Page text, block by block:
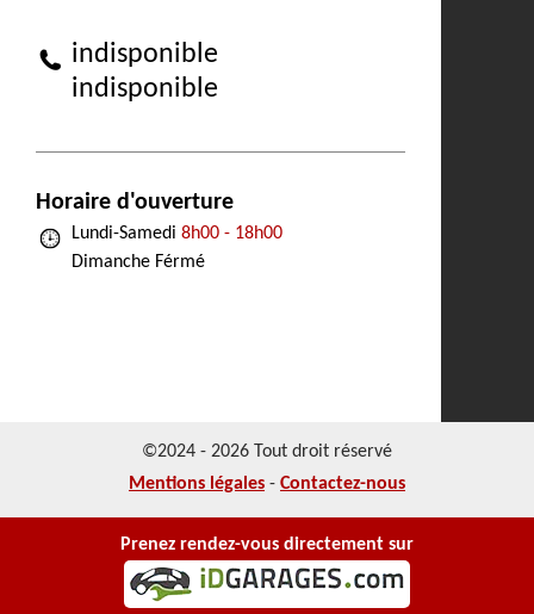
NOS REALISATIONS
Prenez rendez-vous directement sur
indisponible
indisponible
Horaire d'ouverture
Lundi-Samedi 8h00 - 18h00
Dimanche Férmé
©2024 - 2026 Tout droit réservé
Mentions légales - Contactez-nous